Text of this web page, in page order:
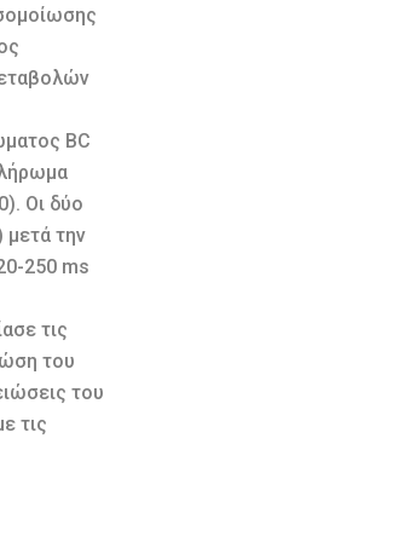
BC
Οι δύο
μετά την
250 ms
τις
του
του
τις